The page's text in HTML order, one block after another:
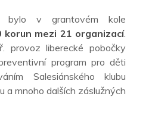
bylo v
grantovém kole
korun mezi 21 organizací.
provoz liberecké pobočky
program pro děti
Salesiánského klubu
a mnoho dalších záslužných